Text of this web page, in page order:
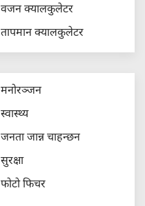
वजन क्यालकुलेटर
तापमान क्यालकुलेटर
मनोरञ्जन
स्वास्थ्य
जनता जान्न चाहन्छन
सुरक्षा
फोटो फिचर